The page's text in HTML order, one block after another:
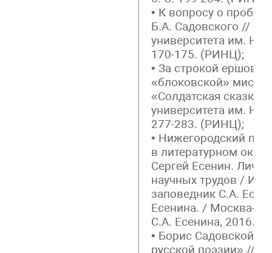
• К вопросу о
Б.А. Садовского //
университета им.
170-175. (РИНЦ);
• За строкой
«блоковской»
«Солдатская
университета им.
277-283. (РИНЦ);
• Нижегородский
в литературном
Сергей Есенин.
научных трудов /
заповедник С.А.
Есенина. / Москва-
С.А. Есенина, 2016.
• Борис Садовской и
русской поэзии» //